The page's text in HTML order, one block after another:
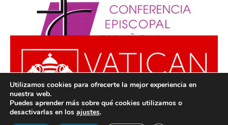
Utilizamos cookies para ofrecerte la mejor experiencia en
nuestra web.
Puedes aprender más sobre qué cookies utilizamos o
desactivarlas en los ajustes.